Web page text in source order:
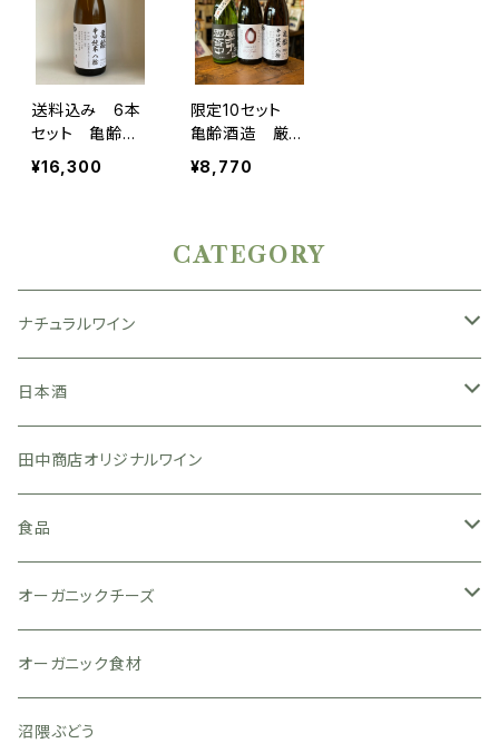
送料込み 6本
セット 亀齢酒
造 亀齢辛口純
米八拾生 202
¥16,300
限定10セット
亀齢酒造 厳選
日本酒3本セット
（1.8Ⅼ×3）
¥8,770
CATEGORY
ナチュラルワイン
日本
広島県
岡山県
フランス
ブルゴーニュ
ロワール
イタリア
スペイン
オーストラリア
南アフリカ
日本酒
広島県
亀齢酒造
山岡酒造
山口県
八百新酒造
田中商店オリジナルワイン
食品
味噌
名刀味噌本舗
ジュース
お茶
オーガニックチーズ
ヴィアザビオ
オーガニック食材
沼隈ぶどう